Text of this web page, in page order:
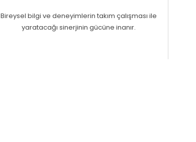
Bireysel bilgi ve deneyimlerin takım çalışması ile
yaratacağı sinerjinin gücüne inanır.